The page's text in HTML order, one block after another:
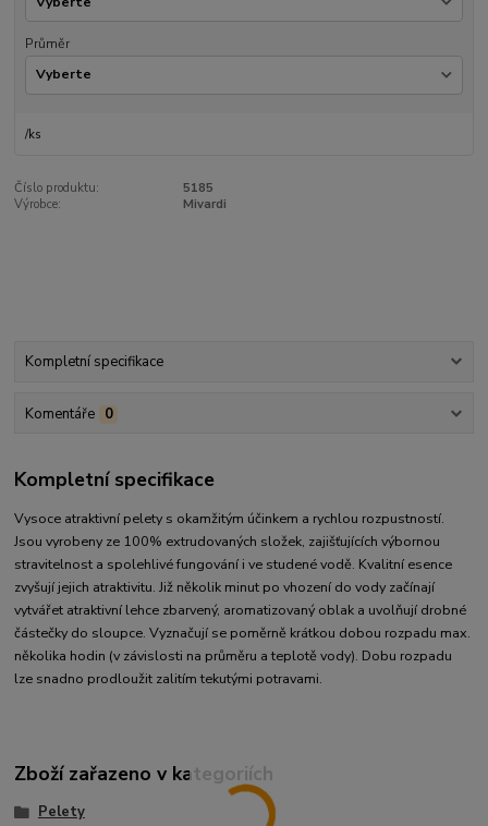
Průměr
/ks
Číslo produktu:
5185
Výrobce:
Mivardi
Kompletní specifikace
Komentáře 0
Kompletní specifikace
Vysoce atraktivní pelety s okamžitým účinkem a rychlou rozpustností.
Jsou vyrobeny ze 100% extrudovaných složek, zajišťujících výbornou
stravitelnost a spolehlivé fungování i ve studené vodě. Kvalitní esence
zvyšují jejich atraktivitu. Již několik minut po vhození do vody začínají
vytvářet atraktivní lehce zbarvený, aromatizovaný oblak a uvolňují drobné
částečky do sloupce. Vyznačují se poměrně krátkou dobou rozpadu max.
několika hodin (v závislosti na průměru a teplotě vody). Dobu rozpadu
lze snadno prodloužit zalitím tekutými potravami.
Zboží zařazeno v kategoriích
Pelety